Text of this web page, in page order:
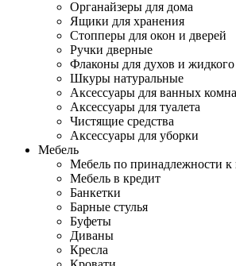
Органайзеры для дома
Ящики для хранения
Стопперы для окон и дверей
Ручки дверные
Флаконы для духов и
Шкуры натуральные
Аксессуары для ванных
Аксессуары для туалета
Чистящие средства
Аксессуары для уборки
Мебель
Мебель по принадлежности к
Мебель в кредит
Банкетки
Барные стулья
Буфеты
Диваны
Кресла